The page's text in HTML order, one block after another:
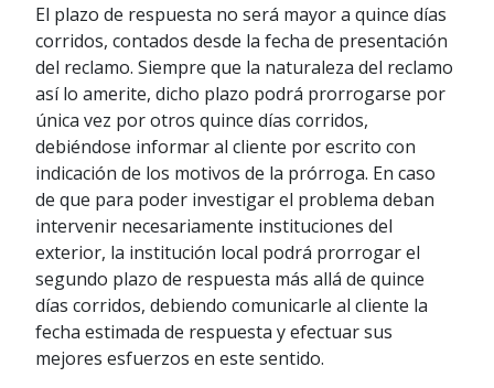
El plazo de respuesta no será mayor a quince días
corridos, contados desde la fecha de presentación
del reclamo. Siempre que la naturaleza del reclamo
así lo amerite, dicho plazo podrá prorrogarse por
única vez por otros quince días corridos,
debiéndose informar al cliente por escrito con
indicación de los motivos de la prórroga. En caso
de que para poder investigar el problema deban
intervenir necesariamente instituciones del
exterior, la institución local podrá prorrogar el
segundo plazo de respuesta más allá de quince
días corridos, debiendo comunicarle al cliente la
fecha estimada de respuesta y efectuar sus
mejores esfuerzos en este sentido.